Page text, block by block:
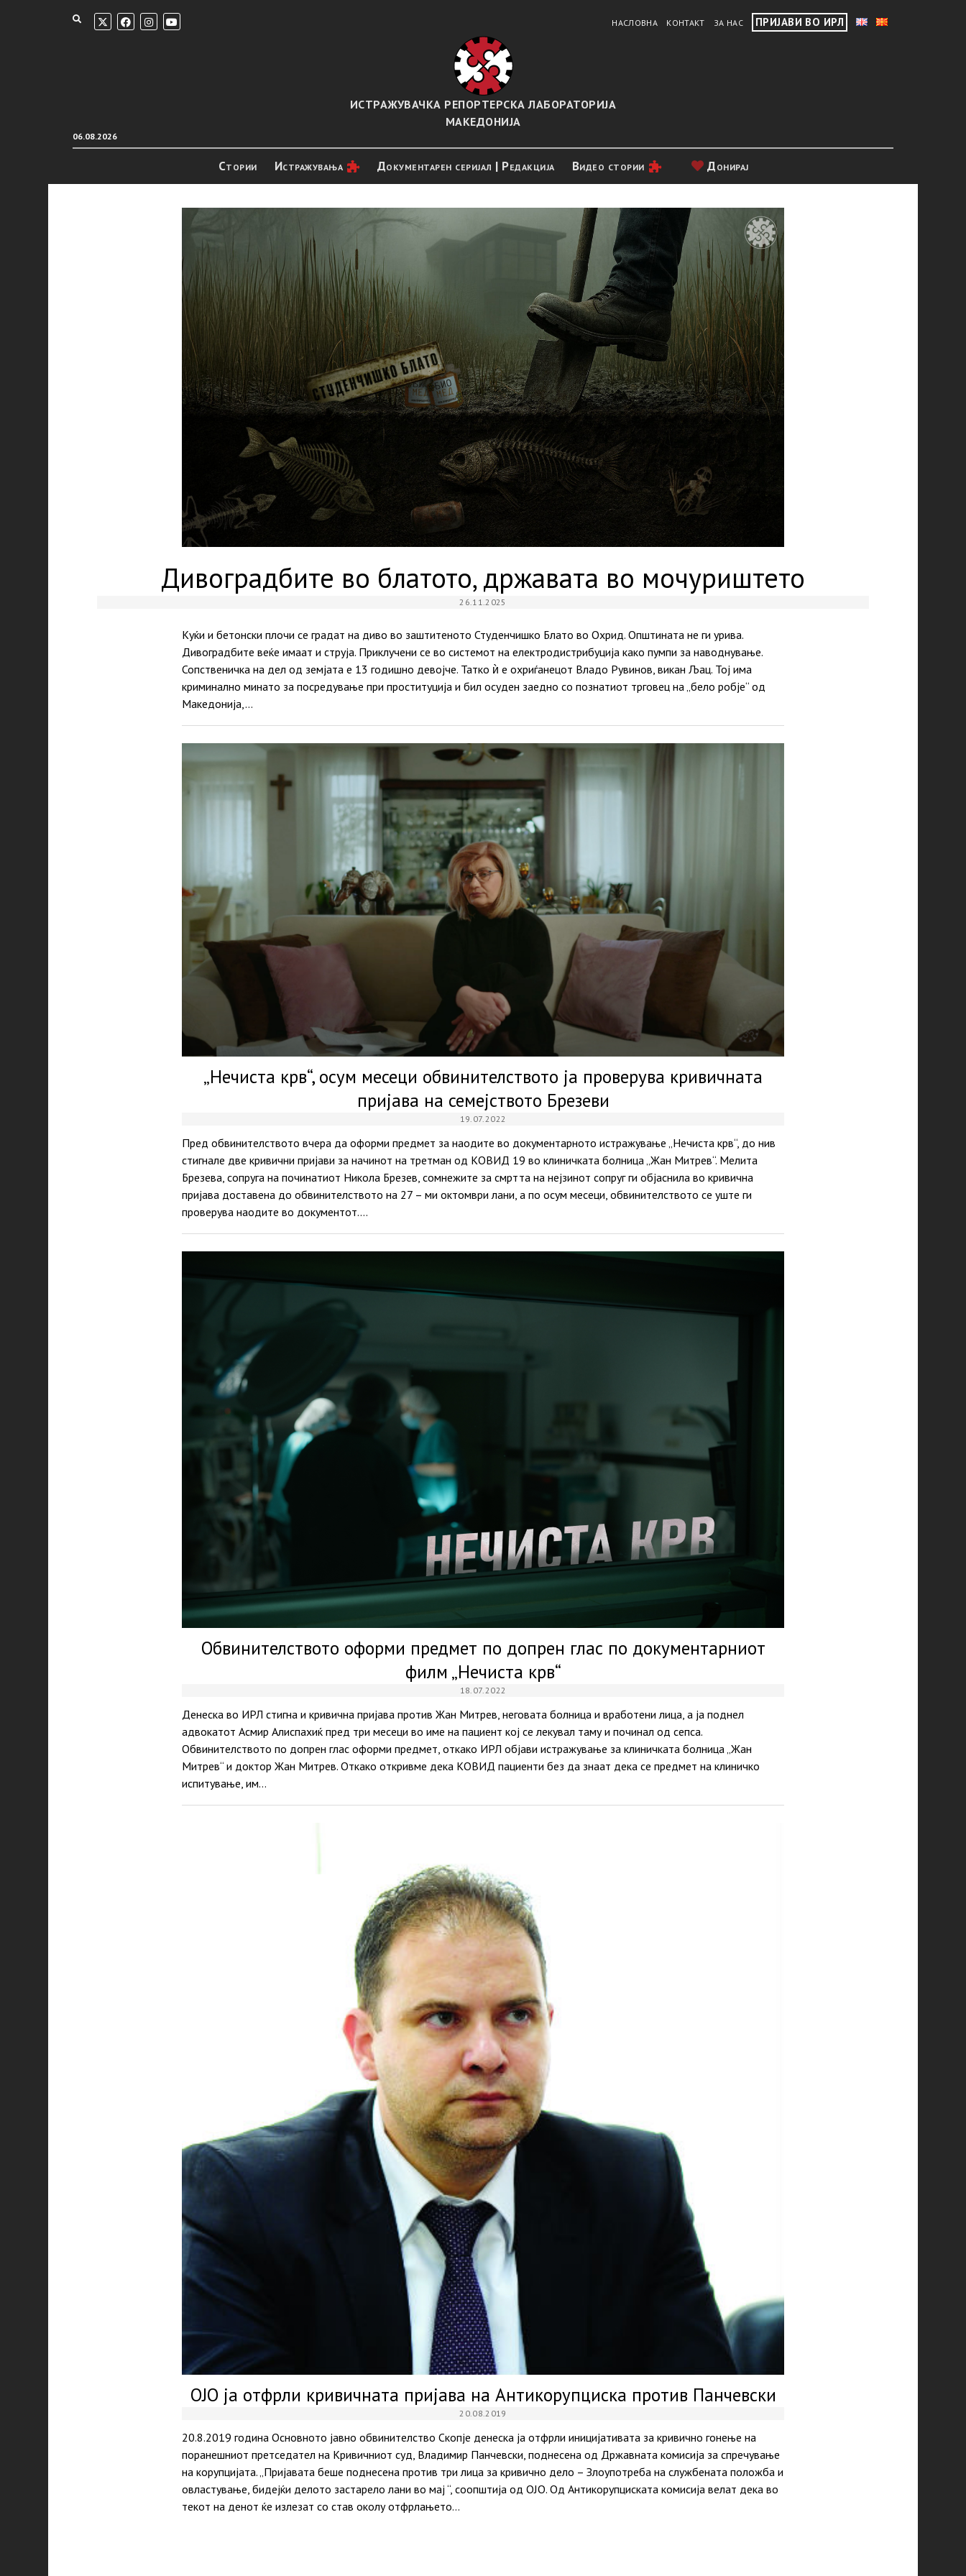
НАСЛОВНА КОНТАКТ ЗА НАС ПРИЈАВИ ВО ИРЛ
06.08.2026
ИСТРАЖУВАЧКА РЕПОРТЕРСКА ЛАБОРАТОРИЈА
МАКЕДОНИЈА
Стории Истражувањa Документарен серијал | Редакција Видео стории Донирај
Дивоградбите во блатото, државата во мочуриштето
26.11.2025
Куќи и бетонски плочи се градат на диво во заштитеното Студенчишко Блато во Охрид. Општината не ги урива.
Дивоградбите веќе имаат и струја. Приклучени се во системот на електродистрибуција како пумпи за наводнување.
Сопственичка на дел од земјата е 13 годишно девојче. Татко ѝ е охриѓанецот Владо Рувинов, викан Љац. Тој има
криминално минато за посредување при проституција и бил осуден заедно со познатиот трговец на „бело робје“ од
Македонија,…
„Нечиста крв“, осум месеци обвинителството ја проверува кривичната
пријава на семејството Брезеви
19.07.2022
Пред обвинителството вчера да оформи предмет за наодите во документарното истражување „Нечиста крв“, до нив
стигнале две кривични пријави за начинот на третман од КОВИД 19 во клиничката болница „Жан Митрев“. Мелита
Брезева, сопруга на починатиот Никола Брезев, сомнежите за смртта на нејзинот сопруг ги објаснила во кривична
пријава доставена до обвинителството на 27 – ми октомври лани, а по осум месеци, обвинителството се уште ги
проверува наодите во документот.…
Обвинителството оформи предмет по допрен глас по документарниот
филм „Нечиста крв“
18.07.2022
Денеска во ИРЛ стигна и кривична пријава против Жан Митрев, неговата болница и вработени лица, а ја поднел
адвокатот Асмир Алиспахиќ пред три месеци во име на пациент кој се лекувал таму и починал од сепса.
Обвинителството по допрен глас оформи предмет, откако ИРЛ објави истражување за клиничката болница „Жан
Митрев“ и доктор Жан Митрев. Откако откривме дека КОВИД пациенти без да знаат дека се предмет на клиничко
испитување, им…
ОЈО ја отфрли кривичната пријава на Антикорупциска против Панчевски
20.08.2019
20.8.2019 година Основното јавно обвинителство Скопје денеска ја отфрли иницијативата за кривично гонење на
поранешниот претседател на Кривичниот суд, Владимир Панчевски, поднесена од Државната комисија за спречување
на корупцијата. „Пријавата беше поднесена против три лица за кривично дело – Злоупотреба на службената положба и
овластување, бидејќи делото застарело лани во мај “, соопштија од ОЈО. Од Антикорупциската комисија велат дека во
текот на денот ќе излезат со став околу отфрлањето…